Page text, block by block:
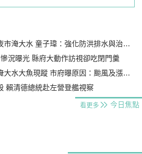
大水 童子瑋：強化防洪排水與治水基礎建設
況曝光 縣府大動作訪視卻吃閉門羹
大魚現蹤 市府曝原因：颱風及漲潮海水倒灌
賴清德總統赴左營登艦視察
看更多 今日焦點